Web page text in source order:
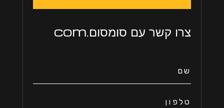
צרו קשר עם סומסום.com